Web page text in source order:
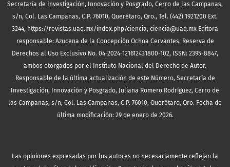
Secretaría de Investigación, Innovación y Posgrado, Cerro de las Campanas,
s/n, Col. Las Campanas, C.P. 76010, Querétaro, Qro., Tel. (442) 1921200 Ext.
3244, https://revistas.uaq.mx/index.php/ciencia, ciencia@uaq.mx Editora
responsable: Azucena de la Concepción Ochoa Cervantes. Reserva de
Derechos al Uso Exclusivo No. 04-2024-121612431800-102, ISSN: 2395-8847,
ambos otorgados por el Instituto Nacional del Derecho de Autor.
Responsable de la última actualización de este Número, Secretaría de
Investigación, Innovación y Posgrado, Juliana Romero Rodríguez, Cerro de
las Campanas, s/n, Col. Las Campanas, C.P. 76010, Querétaro, Qro. Fecha de
última modificación: 29 de enero de 2026.
Las opiniones expresadas por los autores no necesariamente reflejan la